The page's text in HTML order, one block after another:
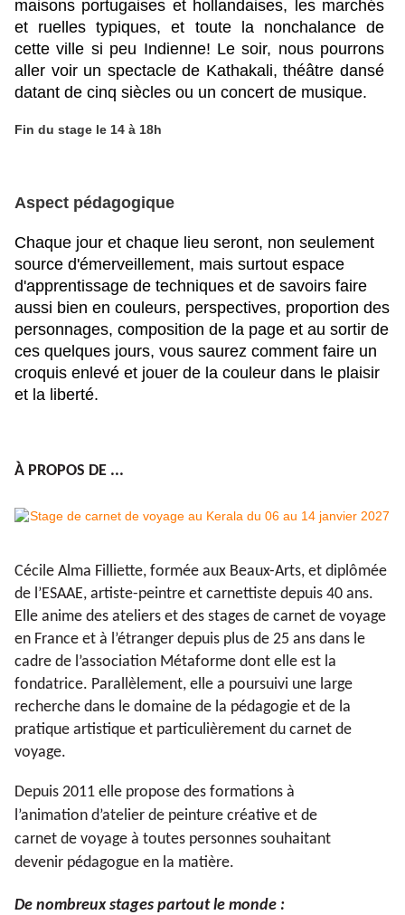
maisons portugaises et hollandaises, les marchés
et ruelles typiques, et toute la nonchalance de
cette ville si peu Indienne! Le soir, nous pourrons
aller voir un spectacle de Kathakali, théâtre dansé
datant de cinq siècles ou un concert de musique.
Fin du stage le 14 à 18h
Aspect pédagogique
Chaque jour et chaque lieu seront, non seulement
source d'émerveillement, mais surtout espace
d'apprentissage de techniques et de savoirs faire
aussi bien en couleurs, perspectives, proportion des
personnages, composition de la page et au sortir de
ces quelques jours, vous saurez comment faire un
croquis enlevé et jouer de la couleur dans le plaisir
et la liberté.
À PROPOS DE ...
Cécile Alma Filliette, formée aux Beaux-Arts, et diplômée
de l’ESAAE, artiste-peintre et carnettiste depuis 40 ans.
Elle anime des ateliers et des stages de carnet de voyage
en France et à l’étranger depuis plus de 25 ans dans le
cadre de l’association Métaforme dont elle est la
fondatrice. Parallèlement, elle a poursuivi une large
recherche dans le domaine de la pédagogie et de la
pratique artistique et particulièrement du carnet de
voyage.
Depuis 2011 elle propose des formations à
l’animation d’atelier de peinture créative et de
carnet de voyage à toutes personnes souhaitant
devenir pédagogue en la matière.
De nombreux stages partout le monde :